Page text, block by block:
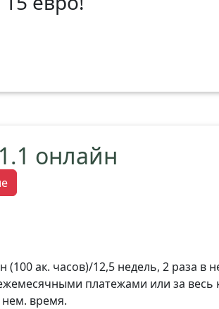
онлайн
(100 ак. часов)/12,5 недель, 2 раза в
платежами или за весь
время.